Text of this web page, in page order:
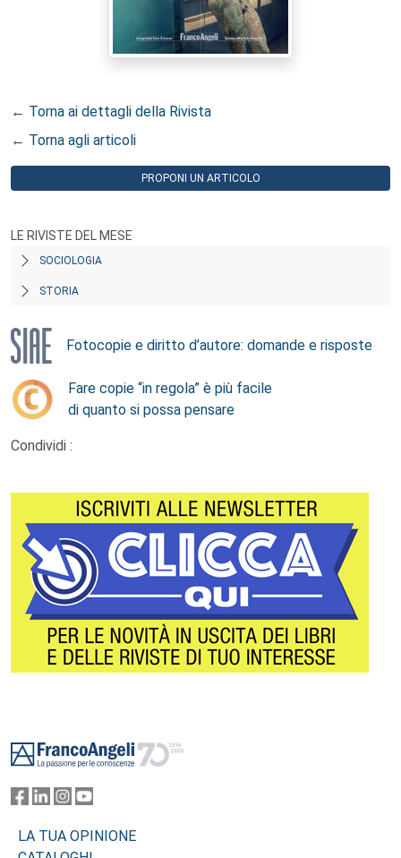
← Torna ai dettagli della Rivista
← Torna agli articoli
PROPONI UN ARTICOLO
LE RIVISTE DEL MESE
SOCIOLOGIA
STORIA
Fotocopie e diritto d’autore: domande e risposte
Fare copie “in regola” è più facile
di quanto si possa pensare
Condividi :
LA TUA OPINIONE